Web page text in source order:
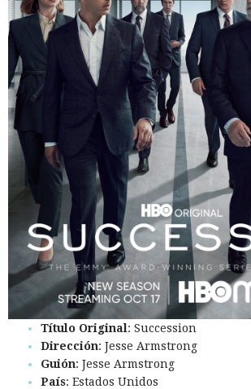
Título Original: Succession
Dirección: Jesse Armstrong
Guión: Jesse Armstrong
País: Estados Unidos